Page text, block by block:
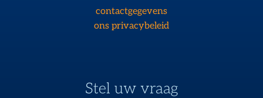
contactgegevens
ons privacybeleid
Stel uw vraag